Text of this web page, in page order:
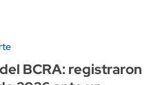
BCRA: registraron